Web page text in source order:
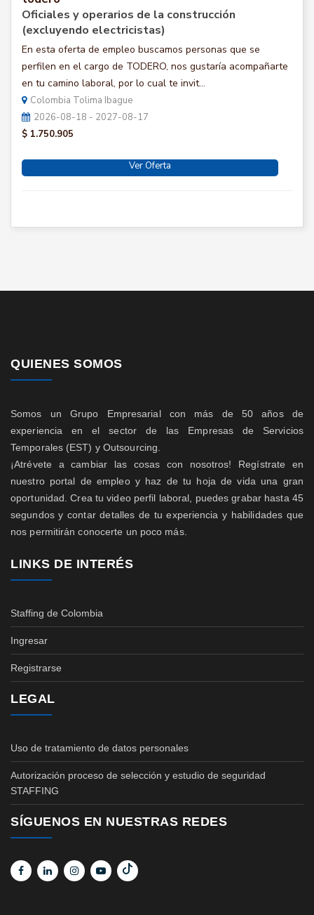
Oficiales y operarios de la construcción
(excluyendo electricistas)
En esta oferta de empleo buscamos personas que se
perfilen en el cargo de TODERO, nos gustaría acompañarte
en tu camino laboral, por lo cual te invit...
Colombia Tolima Ibague
2026-08-18 - 2027-08-17
$ 1.750.905
Ver Oferta
QUIENES SOMOS
Somos un Grupo Empresarial con más de 50 años de
experiencia en el sector de las Empresas de Servicios
Temporales (EST) y Outsourcing.
¡Atrévete a cambiar las cosas con nosotros! Regístrate en
nuestro portal de empleo y haz de tu hoja de vida una gran
oportunidad. Crea tu video perfil laboral, puedes grabar hasta 45
segundos y contar detalles de tu experiencia y habilidades que
nos permitirán conocerte un poco más.
LINKS DE INTERÉS
Staffing de Colombia
Ingresar
Registrarse
LEGAL
Uso de tratamiento de datos personales
Autorización proceso de selección y estudio de seguridad
STAFFING
SÍGUENOS EN NUESTRAS REDES